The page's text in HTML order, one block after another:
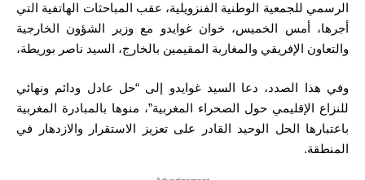
الرسمي للجمعية الوطنية الفنزويلية، عقب المباحثات الهاتفية التي
أجرها، أمس الخميس، خوان غوايدو مع وزير الشؤون الخارجية
والتعاون الإفريقي والمغاربة المقيمين بالخارج، السيد ناصر بوريطة،
وفي هذا الصدد، دعا السيد غوايدو إلى “حل عادل ودائم ونهائي
للنزاع الإقليمي حول الصحراء المغربية”، منوها بالمبادرة المغربية
باعتبارها الحل الوحيد القادر على تعزيز الاستقرار والازدهار في
المنطقة.